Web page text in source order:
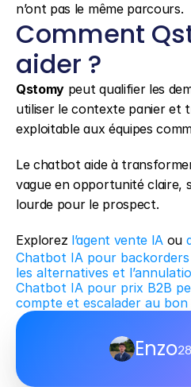
n’ont pas le même parcours.
Comment
aider ?
Qstomy peut qualifier les
utiliser le contexte panier et
exploitable aux équipes
Le chatbot aide à
vague en opportunité claire,
lourde pour le prospect.
Explorez l’agent vente IA ou
Chatbot IA pour
les alternatives et
Chatbot IA pour prix B2B
compte et escalader au
Enzo